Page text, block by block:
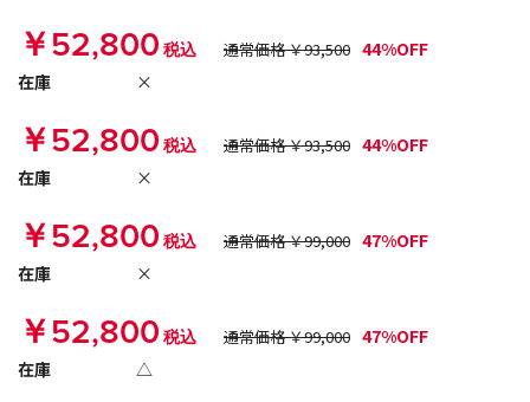
￥52,800税込 通常価格 ￥93,500 44%OFF
在庫
×
￥52,800税込 通常価格 ￥93,500 44%OFF
在庫
×
￥52,800税込 通常価格 ￥99,000 47%OFF
在庫
×
￥52,800税込 通常価格 ￥99,000 47%OFF
在庫
△